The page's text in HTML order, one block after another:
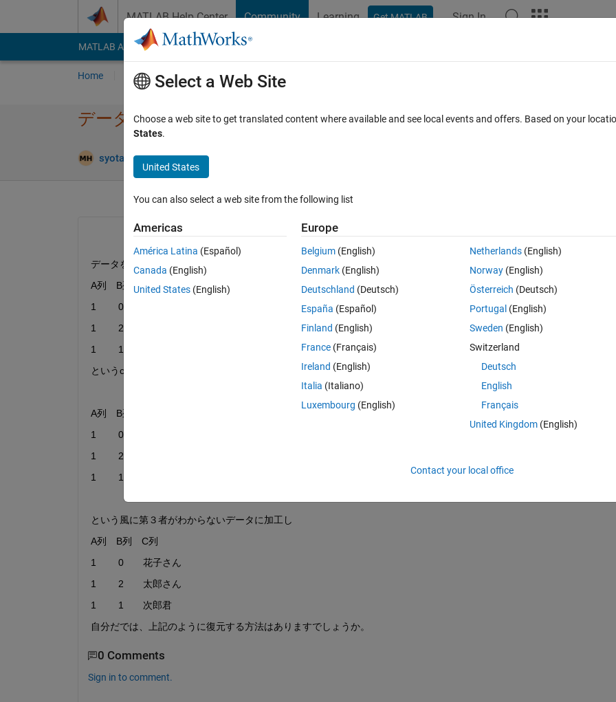
MATLAB Help Center Community Learning Get MATLAB Sign In
MATLAB Answers File Exchange Cody
Home Ask Answer Browse MATLAB FAQs
データの暗号化
syota papa 28 Oct 2024
0 votes
データを暗号化する方法を教えてください。
A列　B列　C列
1        0       花子さん
1        2　　太郎さん
1        1　　次郎君
というcsvデータのC列について、何らかの方法で暗号化して
A列　B列　C列
1        0       *********
1        2　　*********
1        1　　*********
という風に第３者がわからないデータに加工し
A列　B列　C列
1        0       花子さん
1        2　　太郎さん
1        1　　次郎君
自分だでは、上記のように復元する方法はありますでしょうか。
0 Comments
Sign in to comment.
Select a Web Site
Choose a web site to get translated content where available and see local events and offers. Based on your
States.
United States
You can also select a web site from the following list
Americas
América Latina (Español)
Canada (English)
United States (English)
Europe
Belgium (English)
Denmark (English)
Deutschland (Deutsch)
España (Español)
Finland (English)
France (Français)
Ireland (English)
Italia (Italiano)
Luxembourg (English)
Netherlands(English)
Norway(English)
Österreich (Deutsch)
Portugal (English)
Sweden (English)
Switzerland
Deutsch
English
Français
United Kingdom(English)
Contact your local office